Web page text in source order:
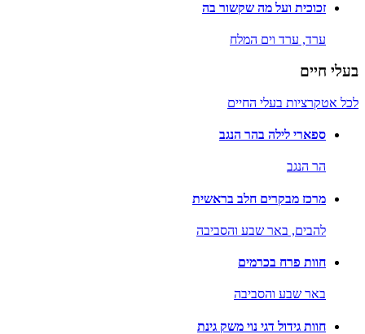
זכוכית ועל מה שקשור בה
ערד, ערד וים המלח
בעלי חיים
לכל אטקרציות בעלי החיים
ספארי לילה בהר הנגב
הר הנגב
מרכז מבקרים חלב בראשית
להבים, באר שבע והסביבה
חוות פרח בכרמים
באר שבע והסביבה
חוות גידול דגי נוי משק גינת